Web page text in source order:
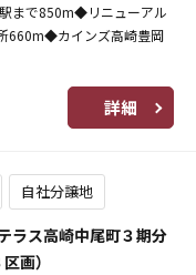
まで850m◆リニューアル
660m◆カインズ高崎豊岡
詳細
自社分譲地
ラス高崎中尾町３期分
画）